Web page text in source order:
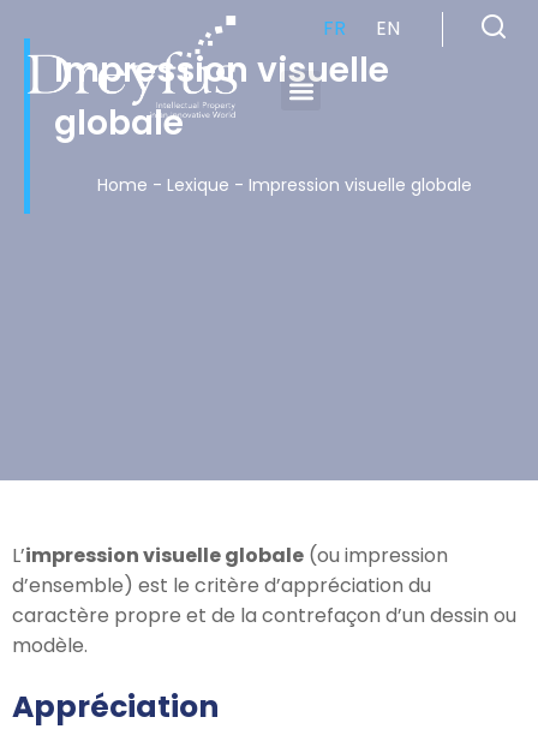
FR EN
Impression visuelle
globale
Home - Lexique - Impression visuelle globale
L’impression visuelle globale (ou impression
d’ensemble) est le critère d’appréciation du
caractère propre et de la contrefaçon d’un dessin ou
modèle.
Appréciation